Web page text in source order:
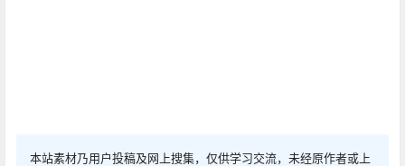
本站素材乃用户投稿及网上搜集，仅供学习交流，未经原作者或上